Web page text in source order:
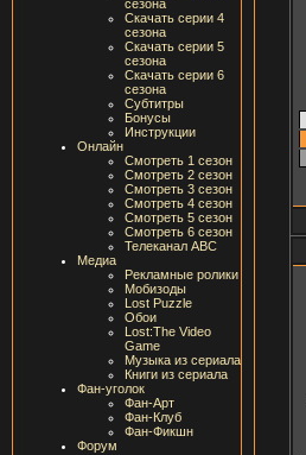
сезона
Скачать серии 4
сезона
Скачать серии 5
сезона
Скачать серии 6
сезона
Субтитры
Бонусы
Инструкции
Онлайн
Смотреть 1 сезон
Смотреть 2 сезон
Смотреть 3 сезон
Смотреть 4 сезон
Смотреть 5 сезон
Смотреть 6 сезон
Телеканал ABC
Медиа
Рекламные ролики
Мобизоды
Lost Puzzle
Обои
Lost:The Video
Game
Музыка из сериала
Книги из сериала
Фан-уголок
Фан-Арт
Фан-Клуб
Фан-Фикшн
Форум